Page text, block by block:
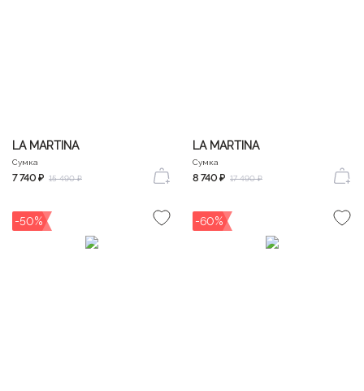
LA MARTINA
Сумка
7 740 ₽ 15 490 ₽
LA MARTINA
Сумка
8 740 ₽ 17 490 ₽
-50% -60%